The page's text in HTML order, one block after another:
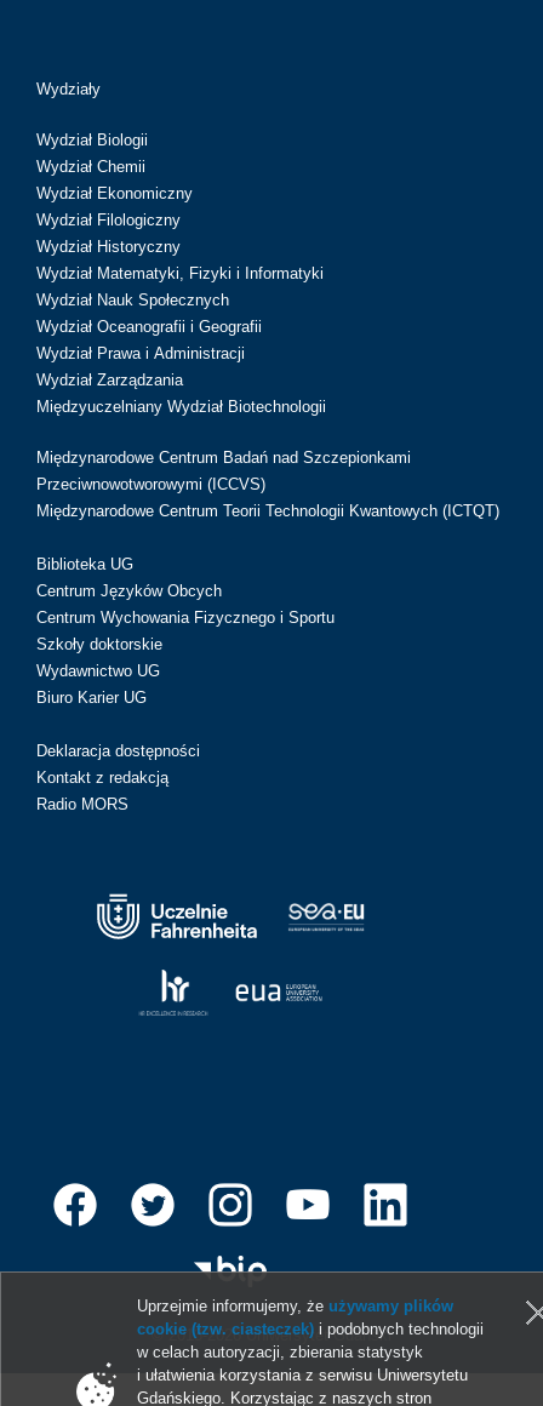
Wydziały
Wydział Biologii
Wydział Chemii
Wydział Ekonomiczny
Wydział Filologiczny
Wydział Historyczny
Wydział Matematyki, Fizyki i Informatyki
Wydział Nauk Społecznych
Wydział Oceanografii i Geografii
Wydział Prawa i Administracji
Wydział Zarządzania
Międzyuczelniany Wydział Biotechnologii
Międzynarodowe Centrum Badań nad Szczepionkami
Przeciwnowotworowymi (ICCVS)
Międzynarodowe Centrum Teorii Technologii Kwantowych (ICTQT)
Biblioteka UG
Centrum Języków Obcych
Centrum Wychowania Fizycznego i Sportu
Szkoły doktorskie
Wydawnictwo UG
Biuro Karier UG
Deklaracja dostępności
Kontakt z redakcją
Radio MORS
© 2013-2026 Uniwersytet Gdański
Uprzejmie informujemy, że używamy plików
cookie (tzw. ciasteczek) i podobnych technologii
w celach autoryzacji, zbierania statystyk
i ułatwienia korzystania z serwisu Uniwersytetu
Gdańskiego. Korzystając z naszych stron